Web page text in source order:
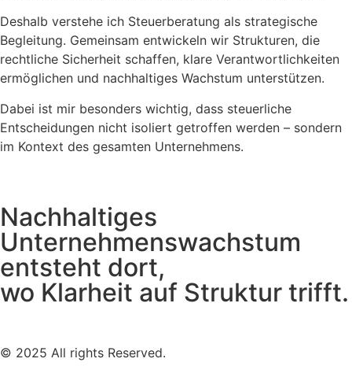
Deshalb verstehe ich Steuerberatung als strategische
Begleitung. Gemeinsam entwickeln wir Strukturen, die
rechtliche Sicherheit schaffen, klare Verantwortlichkeiten
ermöglichen und nachhaltiges Wachstum unterstützen.
Dabei ist mir besonders wichtig, dass steuerliche
Entscheidungen nicht isoliert getroffen werden – sondern
im Kontext des gesamten Unternehmens.
Nachhaltiges
Unternehmenswachstum
entsteht dort,
wo Klarheit auf Struktur trifft.
© 2025 All rights Reserved.